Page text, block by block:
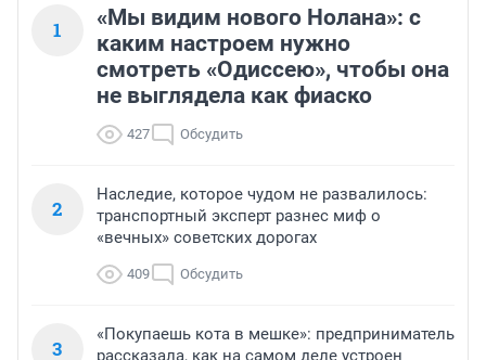
1
«Мы видим нового Нолана»: с
каким настроем нужно
смотреть «Одиссею», чтобы она
не выглядела как фиаско
427 Обсудить
2
Наследие, которое чудом не развалилось:
транспортный эксперт разнес миф о
«вечных» советских дорогах
409 Обсудить
3
«Покупаешь кота в мешке»: предприниматель
рассказала, как на самом деле устроен